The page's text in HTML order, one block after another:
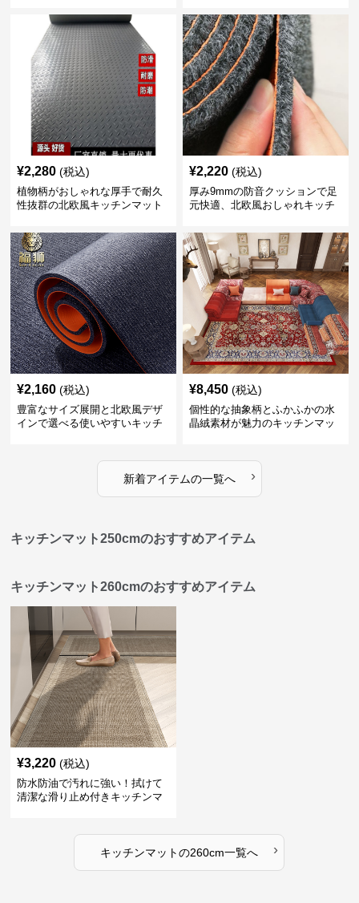
¥2,280 (税込)
植物柄がおしゃれな厚手で耐久
性抜群の北欧風キッチンマット
¥2,220 (税込)
厚み9mmの防音クッションで足
元快適、北欧風おしゃれキッチ
¥2,160 (税込)
豊富なサイズ展開と北欧風デザ
インで選べる使いやすいキッチ
¥8,450 (税込)
個性的な抽象柄とふかふかの水
晶絨素材が魅力のキッチンマッ
新着アイテムの一覧へ ›
キッチンマット250cmのおすすめアイテム
キッチンマット260cmのおすすめアイテム
¥3,220 (税込)
防水防油で汚れに強い！拭けて
清潔な滑り止め付きキッチンマ
キッチンマットの260cm一覧へ ›